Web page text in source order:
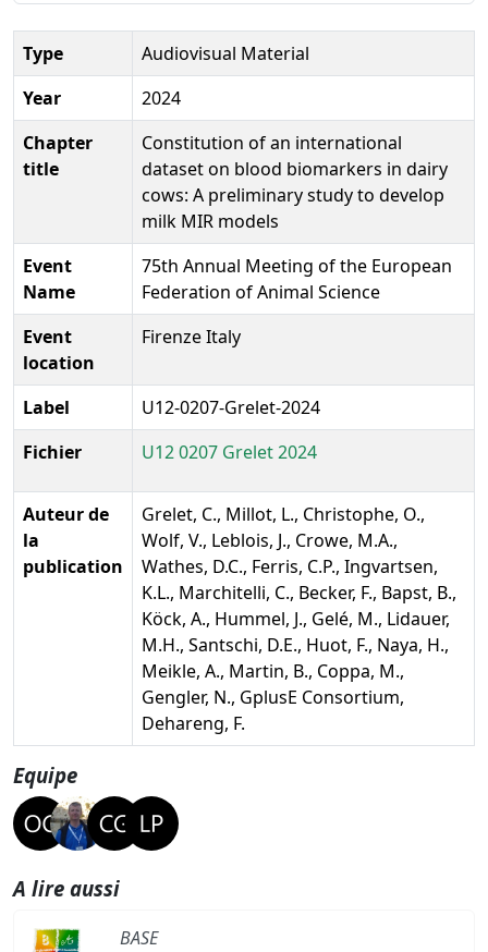
Type
Audiovisual Material
Year
2024
Chapter
title
Constitution of an international
dataset on blood biomarkers in dairy
cows: A preliminary study to develop
milk MIR models
Event
Name
75th Annual Meeting of the European
Federation of Animal Science
Event
location
Firenze Italy
Label
U12-0207-Grelet-2024
Fichier
U12 0207 Grelet 2024
Auteur de
la
publication
Grelet, C., Millot, L., Christophe, O.,
Wolf, V., Leblois, J., Crowe, M.A.,
Wathes, D.C., Ferris, C.P., Ingvartsen,
K.L., Marchitelli, C., Becker, F., Bapst, B.,
Köck, A., Hummel, J., Gelé, M., Lidauer,
M.H., Santschi, D.E., Huot, F., Naya, H.,
Meikle, A., Martin, B., Coppa, M.,
Gengler, N., GplusE Consortium,
Dehareng, F.
Equipe
A lire aussi
BASE